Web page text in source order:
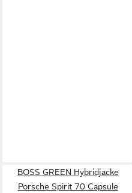
BOSS GREEN Hybridjacke
Porsche Spirit 70 Capsule